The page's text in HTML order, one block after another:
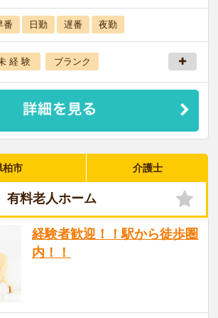
番 日勤 遅番 夜勤
経 験 ブランク
柏市 介護士
有料老人ホーム
経験者歓迎！！駅から徒歩圏
内！！